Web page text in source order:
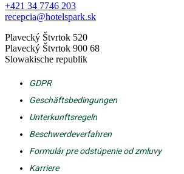
+421 34 7746 203
recepcia@hotelspark.sk
Plavecký Štvrtok 520
Plavecký Štvrtok 900 68
Slowakische republik
GDPR
Geschäftsbedingungen
Unterkunftsregeln
Beschwerdeverfahren
Formulár pre odstúpenie od zmluvy
Karriere